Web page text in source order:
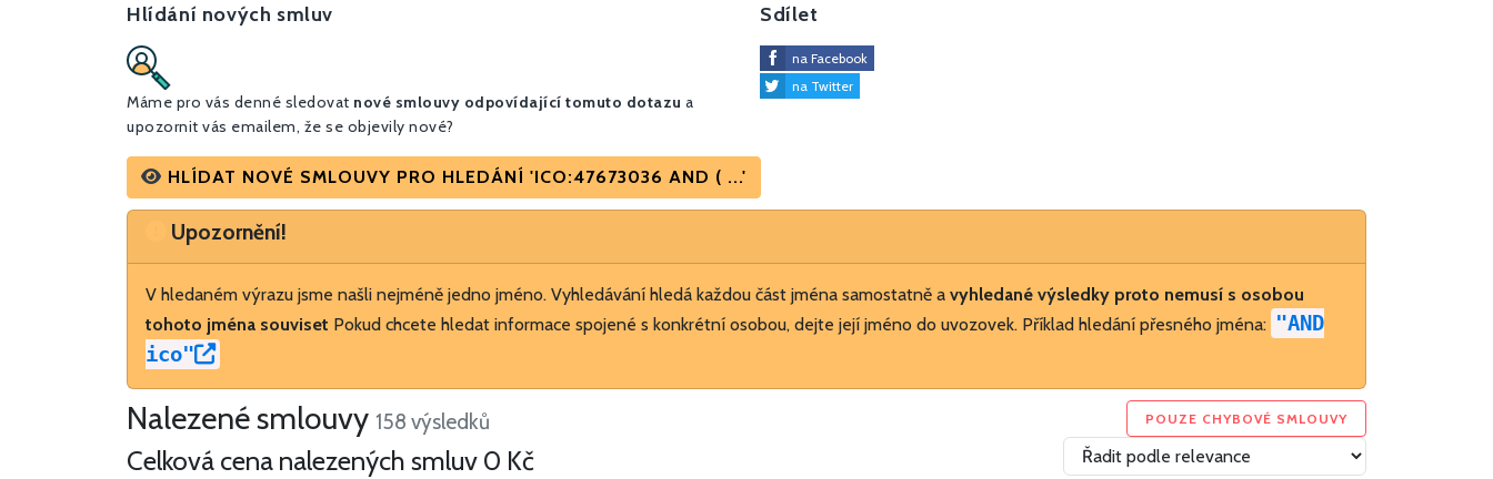
Hlídání nových smluv
Máme pro vás denné sledovat nové smlouvy odpovídající tomuto dotazu a
upozornit vás emailem, že se objevily nové?
HLÍDAT NOVÉ SMLOUVY PRO HLEDÁNÍ 'ICO:47673036 AND ( ...'
Sdílet
na Facebook
na Twitter
Upozornění
Upozornění!
V hledaném výrazu jsme našli nejméně jedno jméno. Vyhledávání hledá každou část jména samostatně a vyhledané výsledky proto nemusí s osobou
tohoto jména souviset Pokud chcete hledat informace spojené s konkrétní osobou, dejte její jméno do uvozovek. Příklad hledání přesného jména: "AND
ico"
Nalezené smlouvy 158 výsledků
Celková cena nalezených smluv 0 Kč
POUZE CHYBOVÉ SMLOUVY